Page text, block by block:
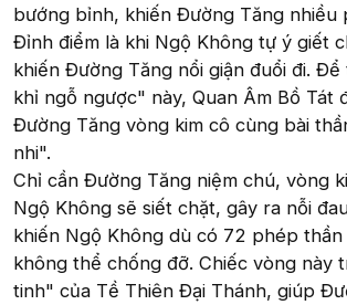
bướng bỉnh, khiến Đường Tăng nhiều
Đỉnh điểm là khi Ngộ Không tự ý giết
khiến Đường Tăng nổi giận đuổi đi.
khỉ ngỗ ngược" này, Quan Âm Bồ Tát
Đường Tăng vòng kim cô cùng bài
nhi".
Chỉ cần Đường Tăng niệm chú, vòng
Ngộ Không sẽ siết chặt, gây ra nỗi
khiến Ngộ Không dù có 72 phép
không thể chống đỡ. Chiếc vòng này
tinh" của Tề Thiên Đại Thánh, giúp